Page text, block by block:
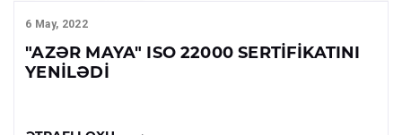
6 May, 2022
"AZƏR MAYA" ISO 22000 SERTIFIKATINI
YENILƏDI